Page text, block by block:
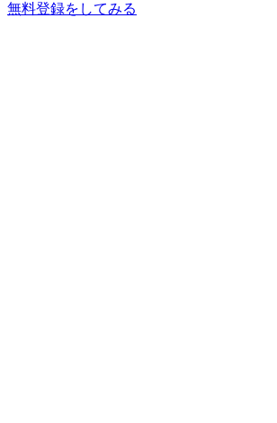
無料登録をしてみる